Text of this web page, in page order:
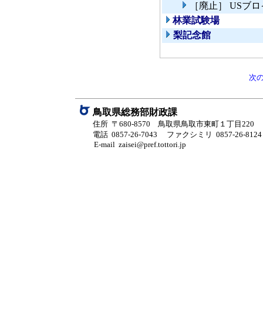
［廃止］ USブ
林業試験場
梨記念館
次
鳥取県総務部財政課
住所 〒680-8570 鳥取県鳥取市東町１丁目220
電話 0857-26-7043
ファクシミリ 0857-26-8124
E-mail zaisei@pref.tottori.jp